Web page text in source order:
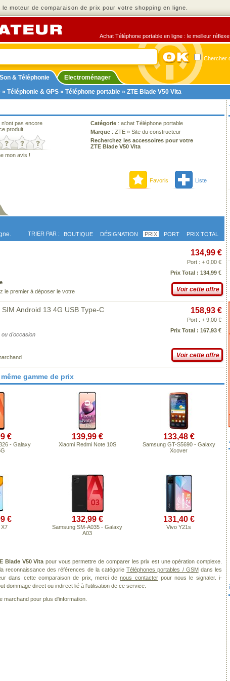
moteur de comparaison de prix pour votre shopping en ligne.
Achat Téléphone portable en ligne : le meilleur
Chercher
& Téléphonie
Electroménager
» Téléphonie & GPS » Téléphone portable » ZTE Blade V50 Vita
pas encore
produit
mon avis !
Catégorie : achat Téléphone portable
Marque : ZTE » Site du constructeur
Recherchez les accessoires pour votre
ZTE Blade V50 Vita
Favoris Liste
TRIER PAR : BOUTIQUE DÉSIGNATION PRIX PORT PRIX TOTAL
le premier à déposer le votre
134,99 €
Port : + 0,00 €
Prix Total : 134,99 €
Voir cette offre
Android 13 4G USB Type-C
ou d'occasion
158,93 €
Port : + 9,00 €
Prix Total : 167,93 €
Voir cette offre
gamme de prix
€
- Galaxy
139,99 €
Xiaomi Redmi Note 10S
133,48 €
Samsung GT-S5690 - Galaxy
Xcover
€ 132,99 €
Samsung SM-A035 - Galaxy
A03
131,40 €
Vivo Y21s
Blade V50 Vita pour vous permettre de comparer les prix est une opération complexe.
reconnaissance des références de la catégorieTéléphones portables / GSMdans les
dans cette comparaison de prix, merci denous contacterpour nous le signaler. i-
dommage direct ou indirect lié à l'utilisation de ce service.
marchand pour plus d'information.